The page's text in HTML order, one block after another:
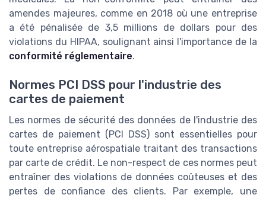
amendes majeures, comme en 2018 où une entreprise
a été pénalisée de 3,5 millions de dollars pour des
violations du HIPAA, soulignant ainsi l'importance de la
conformité réglementaire.
Normes PCI DSS pour l'industrie des
cartes de paiement
Les normes de sécurité des données de l'industrie des
cartes de paiement (PCI DSS) sont essentielles pour
toute entreprise aérospatiale traitant des transactions
par carte de crédit. Le non-respect de ces normes peut
entraîner des violations de données coûteuses et des
pertes de confiance des clients. Par exemple, une